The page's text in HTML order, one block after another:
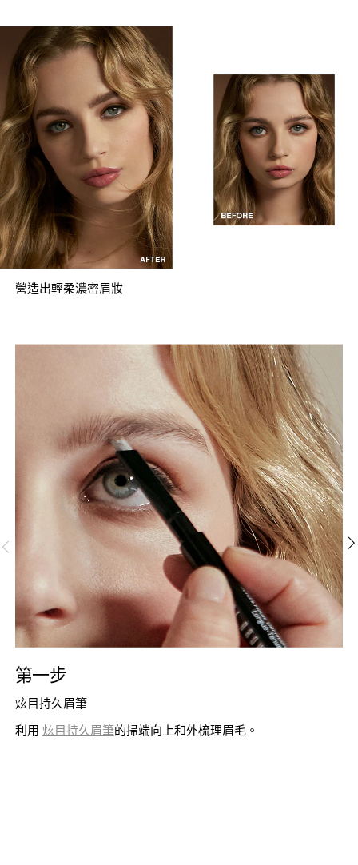
營造出輕柔濃密眉妝
第一步
炫目持久眉筆
利用 炫目持久眉筆的掃端向上和外梳理眉毛。